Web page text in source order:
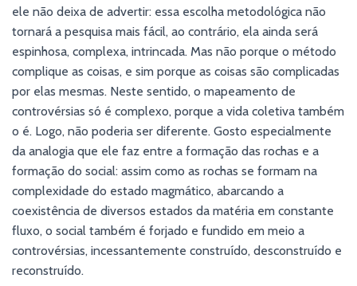
ele não deixa de advertir: essa escolha metodológica não
tornará a pesquisa mais fácil, ao contrário, ela ainda será
espinhosa, complexa, intrincada. Mas não porque o método
complique as coisas, e sim porque as coisas são complicadas
por elas mesmas. Neste sentido, o mapeamento de
controvérsias só é complexo, porque a vida coletiva também
o é. Logo, não poderia ser diferente. Gosto especialmente
da analogia que ele faz entre a formação das rochas e a
formação do social: assim como as rochas se formam na
complexidade do estado magmático, abarcando a
coexistência de diversos estados da matéria em constante
fluxo, o social também é forjado e fundido em meio a
controvérsias, incessantemente construído, desconstruído e
reconstruído.